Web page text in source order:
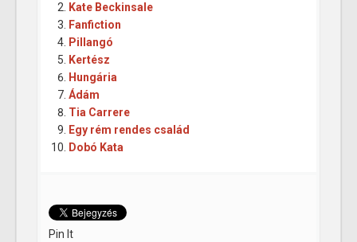
Kate Beckinsale
Fanfiction
Pillangó
Kertész
Hungária
Ádám
Tia Carrere
Egy rém rendes család
Dobó Kata
Pin It